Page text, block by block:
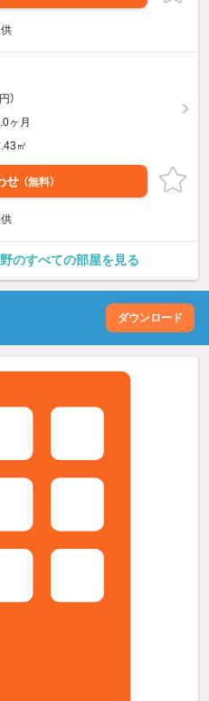
）
ヶ月
㎡
せ （無料）
のすべての部屋を見る
ダウンロード